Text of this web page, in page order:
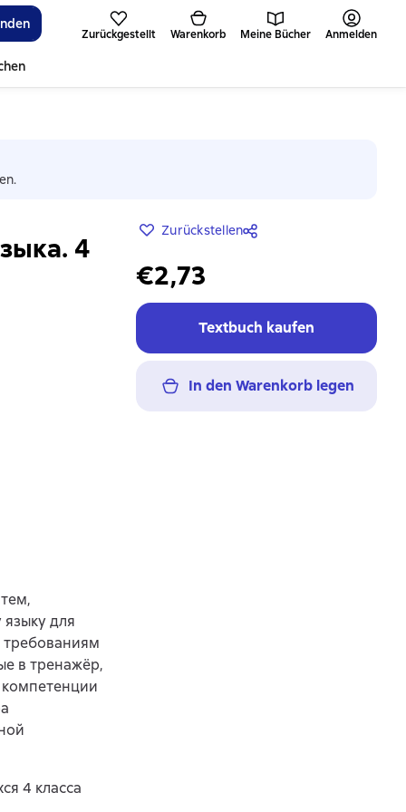
Zurückgestellt Warenkorb Meine Bücher Anmelden
4
Zurückstellen
€2,73
Textbuch kaufen
In den Warenkorb legen
для
требованиям
в тренажёр,
4 класса